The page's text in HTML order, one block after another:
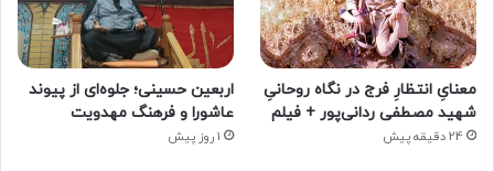
معنایِ انتظارِ فرج در نگاه روحانیِ
شهید مصطفی ردانی‌پور + فیلم
24 دقیقه پیش
اربعین حسینی؛ جلوه‌ای از پیوند
عاشورا و فرهنگ مهدویت
1 روز پیش